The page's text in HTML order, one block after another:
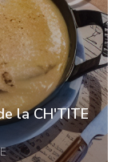
la CH'TITE